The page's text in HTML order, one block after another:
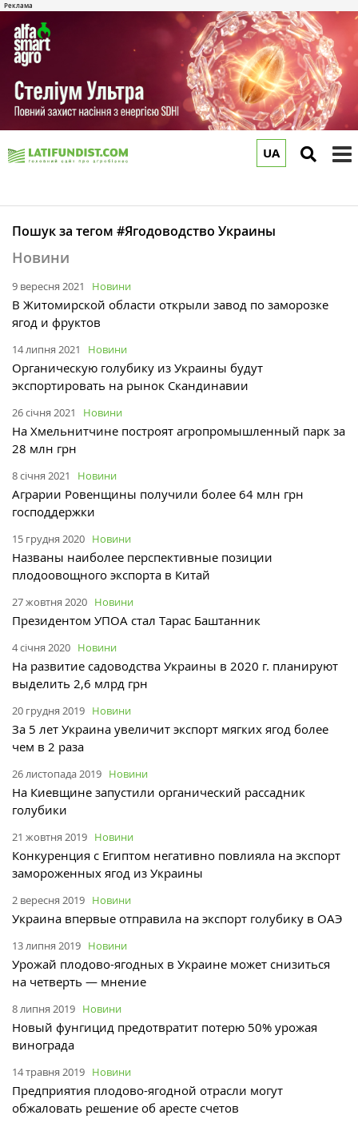
UA
Пошук за тегом #Ягодоводство Украины
Новини
9 вересня 2021 Новини
В Житомирской области открыли завод по заморозке
ягод и фруктов
14 липня 2021 Новини
Органическую голубику из Украины будут
экспортировать на рынок Скандинавии
26 січня 2021 Новини
На Хмельнитчине построят агропромышленный парк за
28 млн грн
8 січня 2021 Новини
Аграрии Ровенщины получили более 64 млн грн
господдержки
15 грудня 2020 Новини
Названы наиболее перспективные позиции
плодоовощного экспорта в Китай
27 жовтня 2020 Новини
Президентом УПОА стал Тарас Баштанник
4 січня 2020 Новини
На развитие садоводства Украины в 2020 г. планируют
выделить 2,6 млрд грн
20 грудня 2019 Новини
За 5 лет Украина увеличит экспорт мягких ягод более
чем в 2 раза
26 листопада 2019 Новини
На Киевщине запустили органический рассадник
голубики
21 жовтня 2019 Новини
Конкуренция с Египтом негативно повлияла на экспорт
замороженных ягод из Украины
2 вересня 2019 Новини
Украина впервые отправила на экспорт голубику в ОАЭ
13 липня 2019 Новини
Урожай плодово-ягодных в Украине может снизиться
на четверть — мнение
8 липня 2019 Новини
Новый фунгицид предотвратит потерю 50% урожая
винограда
14 травня 2019 Новини
Предприятия плодово-ягодной отрасли могут
обжаловать решение об аресте счетов